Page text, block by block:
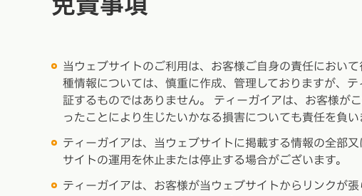
当ウェブサイトのご利用は、お客様ご自身の責任におい
種情報については、慎重に作成、管理しておりますが、
証するものではありません。 ティーガイアは、お客様が
ったことにより生じたいかなる損害についても責任を負い
ティーガイアは、当ウェブサイトに掲載する情報の全部
サイトの運用を休止または停止する場合がございます。
ティーガイアは、お客様が当ウェブサイトからリンクが